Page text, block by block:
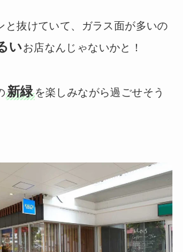
と抜けていて、ガラス面が多いの
いお店なんじゃないかと！
新緑を楽しみながら過ごせそう